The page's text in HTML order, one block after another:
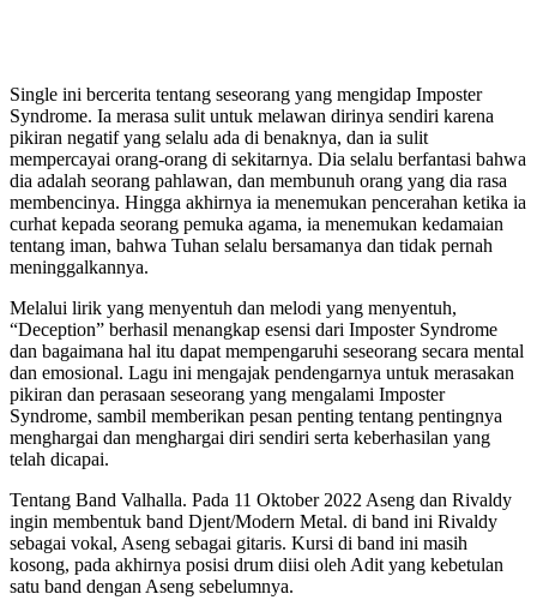
Single ini bercerita tentang seseorang yang mengidap Imposter
Syndrome. Ia merasa sulit untuk melawan dirinya sendiri karena
pikiran negatif yang selalu ada di benaknya, dan ia sulit
mempercayai orang-orang di sekitarnya. Dia selalu berfantasi bahwa
dia adalah seorang pahlawan, dan membunuh orang yang dia rasa
membencinya. Hingga akhirnya ia menemukan pencerahan ketika ia
curhat kepada seorang pemuka agama, ia menemukan kedamaian
tentang iman, bahwa Tuhan selalu bersamanya dan tidak pernah
meninggalkannya.
Melalui lirik yang menyentuh dan melodi yang menyentuh,
“Deception” berhasil menangkap esensi dari Imposter Syndrome
dan bagaimana hal itu dapat mempengaruhi seseorang secara mental
dan emosional. Lagu ini mengajak pendengarnya untuk merasakan
pikiran dan perasaan seseorang yang mengalami Imposter
Syndrome, sambil memberikan pesan penting tentang pentingnya
menghargai dan menghargai diri sendiri serta keberhasilan yang
telah dicapai.
Tentang Band Valhalla. Pada 11 Oktober 2022 Aseng dan Rivaldy
ingin membentuk band Djent/Modern Metal. di band ini Rivaldy
sebagai vokal, Aseng sebagai gitaris. Kursi di band ini masih
kosong, pada akhirnya posisi drum diisi oleh Adit yang kebetulan
satu band dengan Aseng sebelumnya.